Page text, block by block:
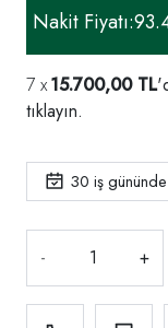
Nakit Fiyatı:
15.700,00 TL
tıklayın.
30 iş
- +